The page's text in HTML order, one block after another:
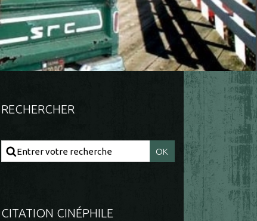
RECHERCHER
CITATION CINÉPHILE